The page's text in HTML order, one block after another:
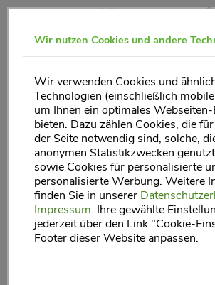
Direkt
Inhalt
Häufige Fragen –
Fragen zum
Was ist Hepacyn®?
Wir nutzen Cookies und andere
Wir verwenden Cookies und
Technologien (einschließlich
um Ihnen ein optimales
bieten. Dazu zählen Cookies, die
der Seite notwendig sind, solche,
anonymen Statistikzwecken
sowie Cookies für personalisierte
personalisierte Werbung. Weitere
finden Sie in unserer
Impressum. Ihre gewählte
jederzeit über den Link "Cookie-
Footer dieser Website anpassen.